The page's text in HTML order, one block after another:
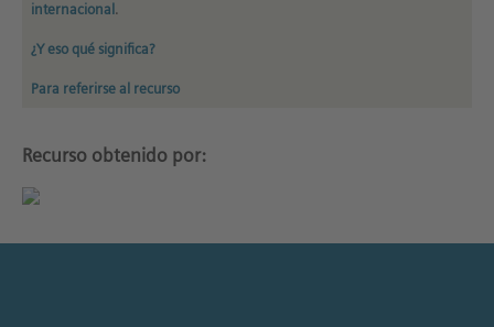
internacional .
¿Y eso qué significa?
Para referirse al recurso
Recurso obtenido por: